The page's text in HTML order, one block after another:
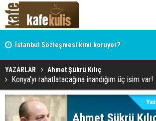
İstanbul Sözleşmesi kimi koruyor?
Hocaefendi, ekonomist, militan Hasan
YAZARLAR Ahmet Şükrü Kılıç
Konya'yı rahatlatacağına inandığım üç isim var!
Ahmet Şükrü